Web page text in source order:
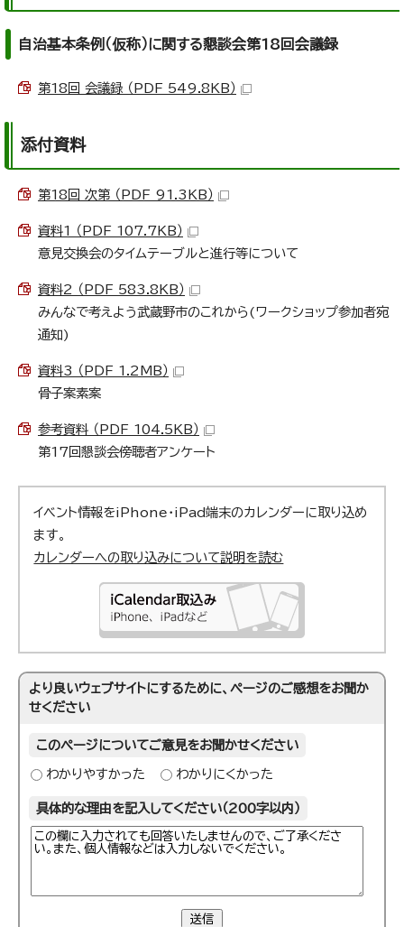
自治基本条例（仮称）に関する懇談会第18回会議録
第18回 会議録 （PDF 549.8KB）
添付資料
第18回 次第 （PDF 91.3KB）
資料1 （PDF 107.7KB）
意見交換会のタイムテーブルと進行等について
資料2 （PDF 583.8KB）
みんなで考えよう武蔵野市のこれから(ワークショップ参加者宛
通知)
資料3 （PDF 1.2MB）
骨子案素案
参考資料 （PDF 104.5KB）
第17回懇談会傍聴者アンケート
イベント情報をiPhone・iPad端末のカレンダーに取り込め
ます。
カレンダーへの取り込みについて説明を読む
より良いウェブサイトにするために、ページのご感想をお聞か
せください
このページについてご意見をお聞かせください
わかりやすかった わかりにくかった
具体的な理由を記入してください（200字以内）
送信